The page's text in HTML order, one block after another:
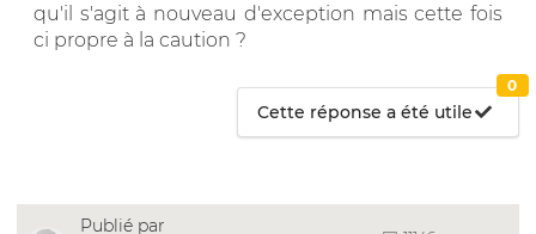
qu'il s'agit à nouveau d'exception mais cette fois
ci propre à la caution ?
Cette réponse a été utile
0
Publié par